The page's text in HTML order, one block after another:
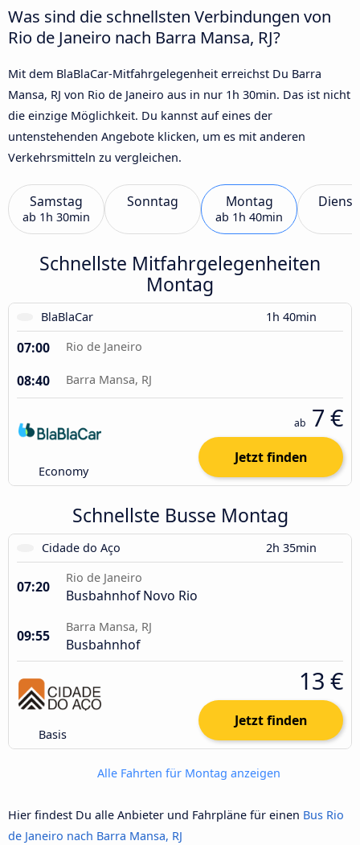
Was sind die schnellsten Verbindungen von
Rio de Janeiro nach Barra Mansa, RJ?
Mit dem BlaBlaCar-Mitfahrgelegenheit erreichst Du Barra
Mansa, RJ von Rio de Janeiro aus in nur 1h 30min. Das ist nicht
die einzige Möglichkeit. Du kannst auf eines der
untenstehenden Angebote klicken, um es mit anderen
Verkehrsmitteln zu vergleichen.
Samstag
ab 1h 30min
Sonntag Montag
ab 1h 40min
Schnellste Mitfahrgelegenheiten
Montag
BlaBlaCar 1h 40min
07:00 Rio de Janeiro
08:40 Barra Mansa, RJ
Economy
ab 7 €
Jetzt finden
Schnellste Busse Montag
Cidade do Aço 2h 35min
07:20
Rio de Janeiro
Busbahnhof Novo Rio
09:55
Barra Mansa, RJ
Busbahnhof
Basis
13 €
Jetzt finden
Alle Fahrten für Montag anzeigen
Hier findest Du alle Anbieter und Fahrpläne für einen Bus Rio
de Janeiro nach Barra Mansa, RJ